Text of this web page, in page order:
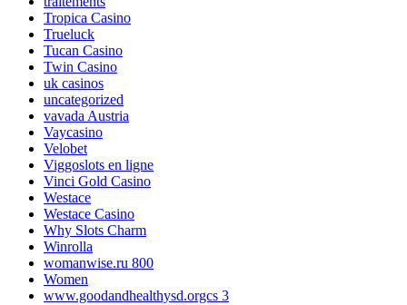
Tropica Casino
Trueluck
Tucan Casino
Twin Casino
uk casinos
uncategorized
vavada Austria
Vaycasino
Velobet
Viggoslots en ligne
Vinci Gold Casino
Westace
Westace Casino
Why Slots Charm
Winrolla
womanwise.ru 800
Women
www.goodandhealthysd.orgcs 3